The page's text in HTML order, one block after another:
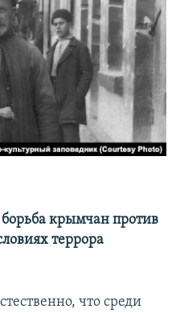
крымчан против
террора
что среди